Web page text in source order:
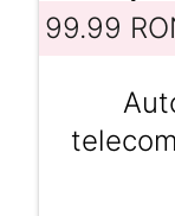
99.99